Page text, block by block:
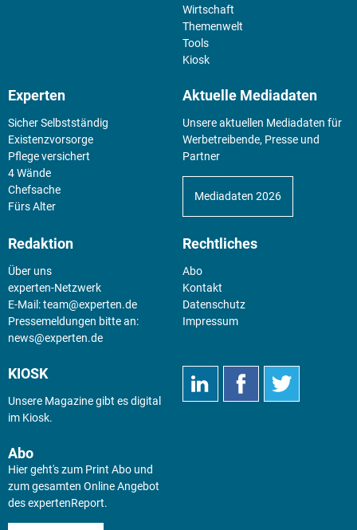
Wirtschaft
Themenwelt
Tools
Kiosk
Experten
Sicher Selbstständig
Existenz­vorsorge
Pflege versichert
4 Wände
Chefsache
Fürs Alter
Aktuelle Mediadaten
Unsere aktuellen Mediadaten für
Werbetreibende, Presse und
Partner
Mediadaten 2026
Redaktion
Über uns
experten-Netzwerk
E-Mail:team@experten.de
Pressemeldungen bitte an:
news@experten.de
Rechtliches
Abo
Kontakt
Datenschutz
Impressum
KIOSK
Unsere Magazine gibt es digital
im Kiosk.
Abo
Hier geht's zum Print Abo und
zum gesamten Online Angebot
des expertenReport.